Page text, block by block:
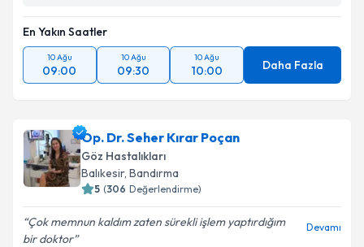
En Yakın Saatler
10 Ağu
09:00
10 Ağu
09:30
10 Ağu
10:00 Daha Fazla
Op. Dr. Seher Kırar Poçan
Göz Hastalıkları
Balıkesir, Bandırma
5 (306 Değerlendirme)
Çok memnun kaldım zaten sürekli işlem yaptırdığım
bir doktor
Devamı